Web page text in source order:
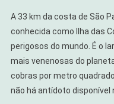
A 33 km da costa de São
conhecida como Ilha das
perigosos do mundo. É o
mais venenosas do
cobras por metro
não há antídoto disponível